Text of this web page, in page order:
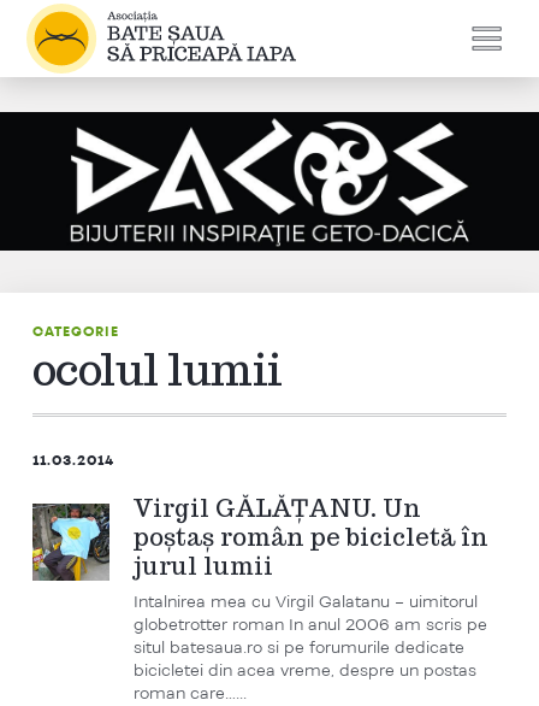
CATEGORIE
ocolul lumii
11.03.2014
Virgil GĂLĂŢANU. Un
poștaș român pe bicicletă în
jurul lumii
Intalnirea mea cu Virgil Galatanu – uimitorul
globetrotter roman In anul 2006 am scris pe
situl batesaua.ro si pe forumurile dedicate
bicicletei din acea vreme, despre un postas
roman care…...